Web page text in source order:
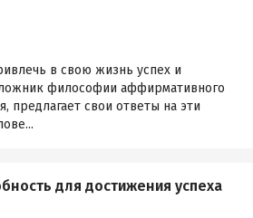
в свою жизнь успех и
философии аффирмативного
свои ответы на эти
для достижения успеха